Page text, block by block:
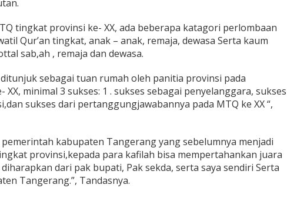
tingkat provinsi ke- XX, ada beberapa katagori perlombaan
Qur’an tingkat, anak – anak, remaja, dewasa Serta kaum
sab,ah , remaja dan dewasa.
ditunjuk sebagai tuan rumah oleh panitia provinsi pada
XX, minimal 3 sukses: 1 . sukses sebagai penyelanggara, sukses
sukses dari pertanggungjawabannya pada MTQ ke XX “,
pemerintah kabupaten Tangerang yang sebelumnya menjadi
provinsi,kepada para kafilah bisa mempertahankan juara
dari pak bupati, Pak sekda, serta saya sendiri Serta
Tangerang.”, Tandasnya.